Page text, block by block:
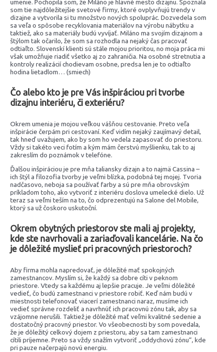
umenie. Pochopila som, že Miláno je hlavné mesto dizajnu. Spoznala
som tie najdôležitejšie svetové firmy, ktoré ovplyvňujú trendy v
dizajne a vytvorila si tu množstvo nových spoluprác. Dozvedela som
sa veľa o spôsobe recyklovania materiálov na výrobu nábytku a
taktiež, ako sa materiály budú vyvíjať. Miláno ma svojím dizajnom a
štýlom tak očarilo, že som sa rozhodla na nejaký čas pracovať
odtiaľto. Slovenskí klienti sú stále mojou prioritou, no moja práca mi
však umožňuje riadiť všetko aj zo zahraničia. Na osobné stretnutia a
kontroly realizácií chodievam osobne, predsa len je to odtiaľto
hodina lietadlom… (smiech)
Čo alebo kto je pre Vás inšpiráciou pri tvorbe
dizajnu interiéru, či exteriéru?
Okrem umenia je mojou veľkou vášňou cestovanie. Preto veľa
inšpirácie čerpám pri cestovaní. Keď vidím nejaký zaujímavý detail,
tak hneď uvažujem, ako by som ho vedela zapasovať do priestoru.
Vždy si takéto veci fotím a kým mám čerstvú myšlienku, tak to aj
zakreslím do poznámok v telefóne.
Ďalšou inšpiráciou je pre mňa taliansky dizajn a to najmä Cassina –
ich štýl a filozofia tvorby je veľmi blízka, podobná tej mojej. Tvoria
nadčasovo, neboja sa používať farby a sú pre mňa obrovským
príkladom toho, ako vytvoriť z interiéru doslova umelecké dielo. Už
teraz sa veľmi teším na to, čo odprezentujú na Salone del Mobile,
ktorý sa už čoskoro uskutoční.
Okrem obytných priestorov ste mali aj projekty,
kde ste navrhovali a zariaďovali kancelárie. Na čo
je dôležité myslieť pri pracovných priestoroch?
Aby firma mohla napredovať, je dôležité mať spokojných
zamestnancov. Myslím si, že každý sa dobre cíti v peknom
priestore. Vtedy sa každému aj lepšie pracuje. Je veľmi dôležité
vedieť, čo budú zamestnanci v priestore robiť. Keď nám budú v
miestnosti telefonovať viacerí zamestnanci naraz, musíme ich
vedieť správne rozdeliť a navrhnúť ich pracovnú zónu tak, aby sa
vzájomne nerušili. Taktiež je dôležité mať veľmi kvalitné sedenie a
dostatočný pracovný priestor. Vo všeobecnosti by som povedala,
že je dôležitý celkový dojem z priestoru, aby sa tam zamestnanci
cítili príjemne. Preto sa vždy snažím vytvoriť „oddychovú zónu“, kde
pri pauze načerpajú novú energiu.